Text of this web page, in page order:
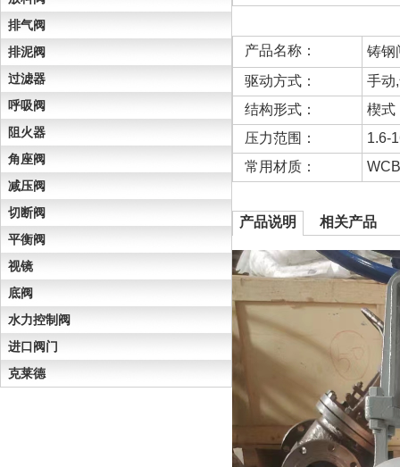
排气阀
排泥阀
过滤器
呼吸阀
阻火器
角座阀
减压阀
切断阀
平衡阀
视镜
底阀
水力控制阀
进口阀门
克莱德
产品名称：
铸钢
驱动方式：
手动
结构形式：
楔式
压力范围：
1.6-
常用材质：
产品说明 相关产品